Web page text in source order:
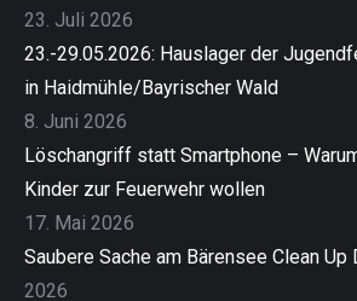
23. Juli 2026
23.-29.05.2026: Hauslager der
in Haidmühle/Bayrischer Wald
8. Juni 2026
Löschangriff statt Smartphone –
Kinder zur Feuerwehr wollen
17. Mai 2026
Saubere Sache am Bärensee Clean Up
2026